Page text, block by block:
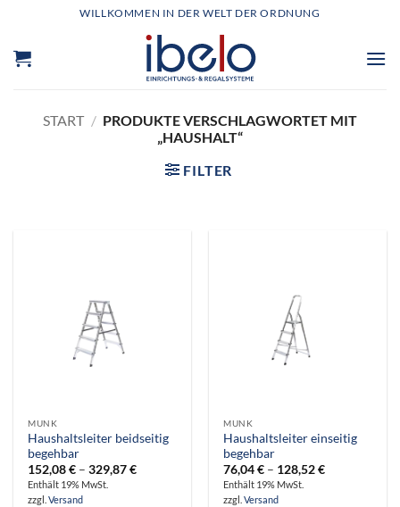
springen
WILLKOMMEN IN DER WELT DER ORDNUNG
START / PRODUKTE VERSCHLAGWORTET MIT
„HAUSHALT“
FILTER
MUNK
Haushaltsleiter beidseitig
begehbar
152,08€ –329,87€Preisspanne:
Enthält 19% MwSt.
zzgl.Versand
MUNK
Haushaltsleiter einseitig
begehbar
76,04€ – 128,52€Preisspanne:
Enthält 19% MwSt.
zzgl.Versand